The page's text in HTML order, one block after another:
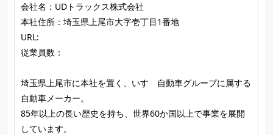
会社名：UDトラックス株式会社
本社住所：埼玉県上尾市大字壱丁目1番地
URL:
従業員数：
埼玉県上尾市に本社を置く、いすゞ自動車グループに属する
自動車メーカー。
85年以上の長い歴史を持ち、世界60か国以上で事業を展開
しています。